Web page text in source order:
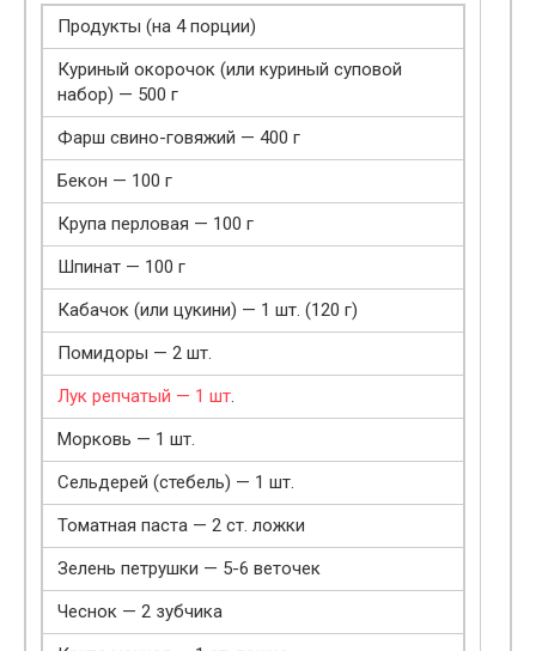
Продукты (на 4 порции)
Куриный окорочок (или куриный суповой
набор) — 500 г
Фарш свино-говяжий — 400 г
Бекон — 100 г
Крупа перловая — 100 г
Шпинат — 100 г
Кабачок (или цукини) — 1 шт. (120 г)
Помидоры — 2 шт.
Лук репчатый — 1 шт
Морковь — 1 шт.
Сельдерей (стебель) — 1 шт.
Томатная паста — 2 ст. ложки
Зелень петрушки — 5-6 веточек
Чеснок — 2 зубчика